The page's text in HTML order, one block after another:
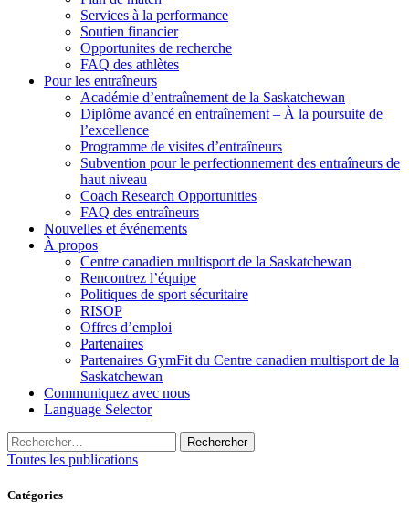
Services à la performance
Soutien financier
Opportunites de recherche
FAQ des athlètes
Pour les entraîneurs
Académie d’entraînement de la Saskatchewan
Diplôme avancé en entraînement – À la poursuite de
l’excellence
Programme de visites d’entraîneurs
Subvention pour le perfectionnement des entraîneurs de
haut niveau
Coach Research Opportunities
FAQ des entraîneurs
Nouvelles et événements
À propos
Centre canadien multisport de la Saskatchewan
Rencontrez l’équipe
Politiques de sport sécuritaire
RISOP
Offres d’emploi
Partenaires
Partenaires GymFit du Centre canadien multisport de la
Saskatchewan
Communiquez avec nous
Language Selector
Rechercher :
Toutes les publications
Catégories